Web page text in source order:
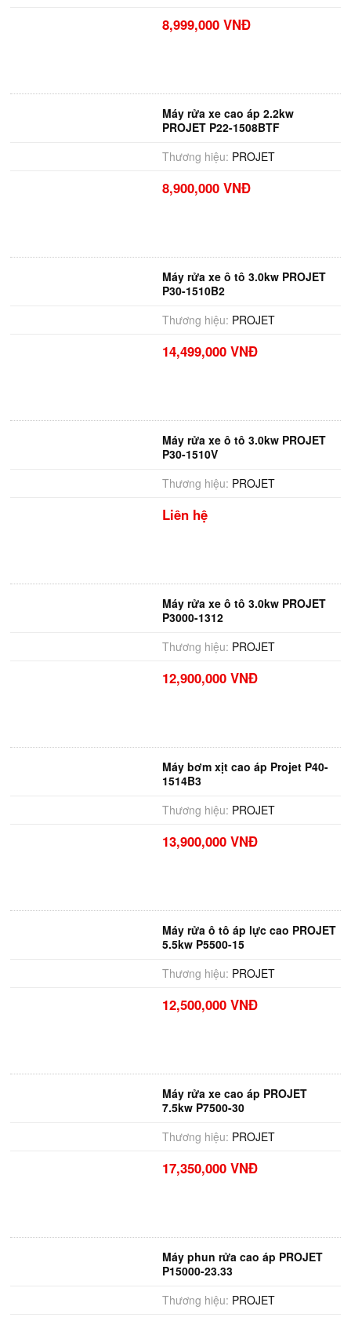
8,999,000 VNĐ
Máy rửa xe cao áp 2.2kw
PROJET P22-1508BTF
Thương hiệu: PROJET
8,900,000 VNĐ
Máy rửa xe ô tô 3.0kw PROJET
P30-1510B2
Thương hiệu: PROJET
14,499,000 VNĐ
Máy rửa xe ô tô 3.0kw PROJET
P30-1510V
Thương hiệu: PROJET
Liên hệ
Máy rửa xe ô tô 3.0kw PROJET
P3000-1312
Thương hiệu: PROJET
12,900,000 VNĐ
Máy bơm xịt cao áp Projet P40-
1514B3
Thương hiệu: PROJET
13,900,000 VNĐ
Máy rửa ô tô áp lực cao PROJET
5.5kw P5500-15
Thương hiệu: PROJET
12,500,000 VNĐ
Máy rửa xe cao áp PROJET
7.5kw P7500-30
Thương hiệu: PROJET
17,350,000 VNĐ
Máy phun rửa cao áp PROJET
P15000-23.33
Thương hiệu: PROJET